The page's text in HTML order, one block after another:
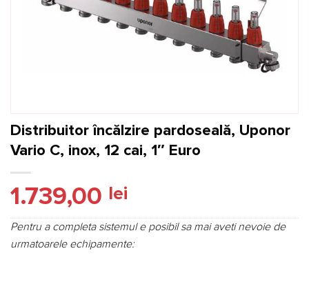
Distribuitor încălzire pardoseală, Uponor
Vario C, inox, 12 cai, 1″ Euro
1.739,00 lei
Pentru a completa sistemul e posibil sa mai aveti nevoie de
urmatoarele echipamente: